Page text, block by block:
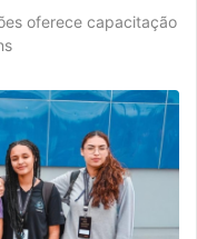
oferece capacitação